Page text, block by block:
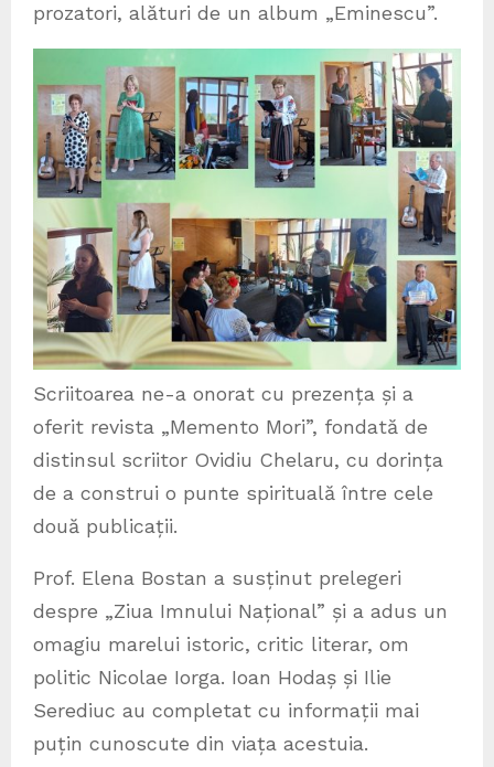
prozatori, alături de un album „Eminescu”.
Scriitoarea ne-a onorat cu prezența și a
oferit revista „Memento Mori”, fondată de
distinsul scriitor Ovidiu Chelaru, cu dorința
de a construi o punte spirituală între cele
două publicații.
Prof. Elena Bostan a susținut prelegeri
despre „Ziua Imnului Național” și a adus un
omagiu marelui istoric, critic literar, om
politic Nicolae Iorga. Ioan Hodaș și Ilie
Serediuc au completat cu informații mai
puțin cunoscute din viața acestuia.